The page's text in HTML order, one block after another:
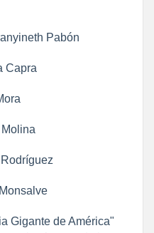
Pabón
Capra
Gigante de América"